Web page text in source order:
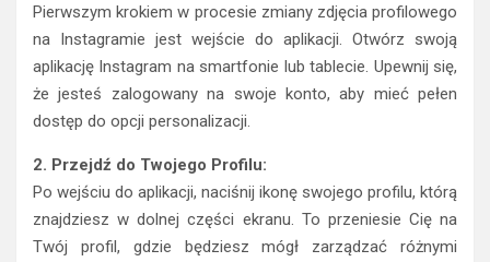
Pierwszym krokiem w procesie zmiany zdjęcia profilowego
na Instagramie jest wejście do aplikacji. Otwórz swoją
aplikację Instagram na smartfonie lub tablecie. Upewnij się,
że jesteś zalogowany na swoje konto, aby mieć pełen
dostęp do opcji personalizacji.
2. Przejdź do Twojego Profilu:
Po wejściu do aplikacji, naciśnij ikonę swojego profilu, którą
znajdziesz w dolnej części ekranu. To przeniesie Cię na
Twój profil, gdzie będziesz mógł zarządzać różnymi